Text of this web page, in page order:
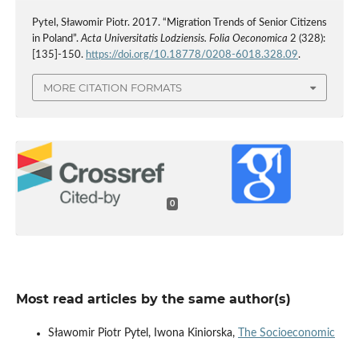
Pytel, Sławomir Piotr. 2017. “Migration Trends of Senior Citizens
in Poland”.Acta Universitatis Lodziensis. Folia Oeconomica 2 (328):
[135]-150. https://doi.org/10.18778/0208-6018.328.09.
MORE CITATION FORMATS
0
Most read articles by the same author(s)
Sławomir Piotr Pytel, Iwona Kiniorska,
The Socioeconomic